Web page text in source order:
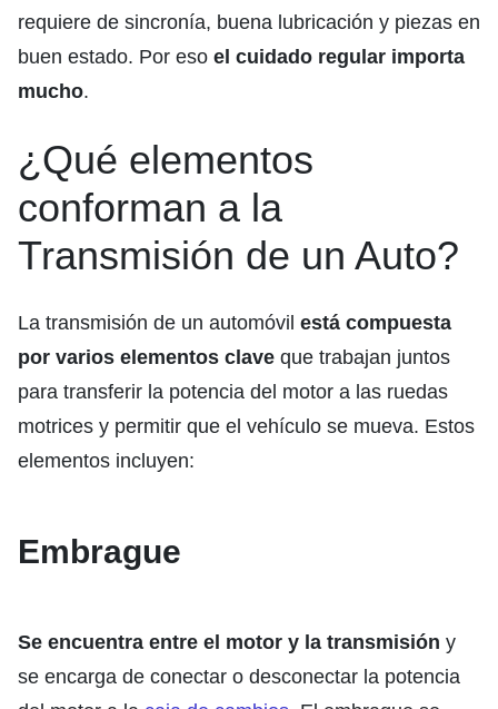
requiere de sincronía, buena lubricación y piezas en
buen estado. Por eso el cuidado regular importa
mucho.
¿Qué elementos
conforman a la
Transmisión de un Auto?
La transmisión de un automóvil está compuesta
por varios elementos clave que trabajan juntos
para transferir la potencia del motor a las ruedas
motrices y permitir que el vehículo se mueva. Estos
elementos incluyen:
Embrague
Se encuentra entre el motor y la transmisión y
se encarga de conectar o desconectar la potencia